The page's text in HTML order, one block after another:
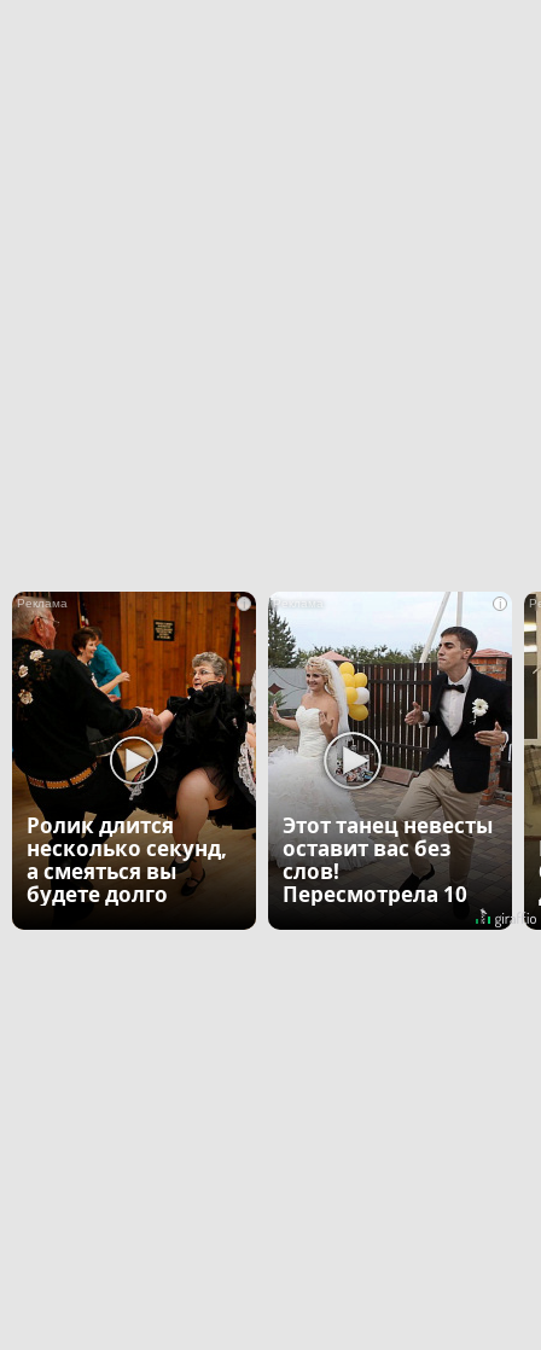
i
Ролик длится
несколько секунд,
а смеяться вы
будете долго
i
Этот танец невесты
оставит вас без
слов!
Пересмотрела 10